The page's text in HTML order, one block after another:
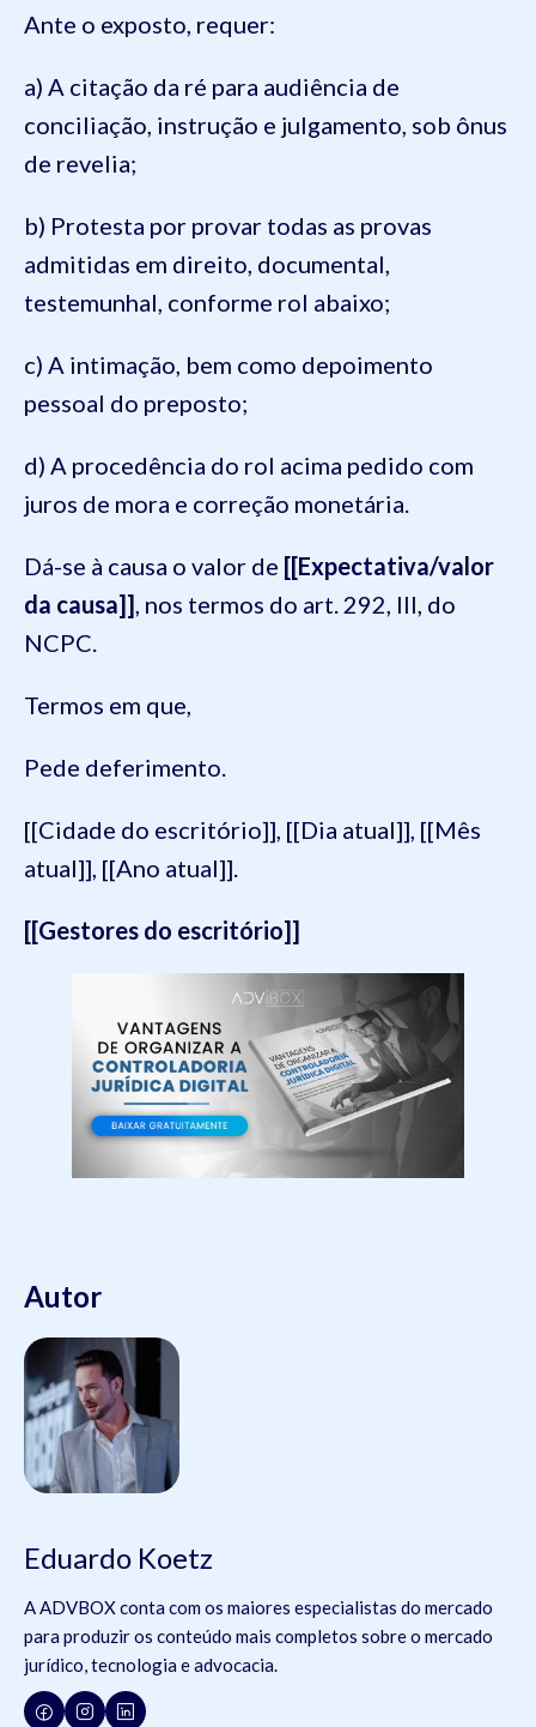
Ante o exposto, requer:
a) A citação da ré para audiência de
conciliação, instrução e julgamento, sob ônus
de revelia;
b) Protesta por provar todas as provas
admitidas em direito, documental,
testemunhal, conforme rol abaixo;
c) A intimação, bem como depoimento
pessoal do preposto;
d) A procedência do rol acima pedido com
juros de mora e correção monetária.
Dá-se à causa o valor de [[Expectativa/valor
da causa]] , nos termos do art. 292, III, do
NCPC.
Termos em que,
Pede deferimento.
[[Cidade do escritório]], [[Dia atual]], [[Mês
atual]], [[Ano atual]].
[[Gestores do escritório]]
Autor
Eduardo Koetz
A ADVBOX conta com os maiores especialistas do mercado
para produzir os conteúdo mais completos sobre o mercado
jurídico, tecnologia e advocacia.